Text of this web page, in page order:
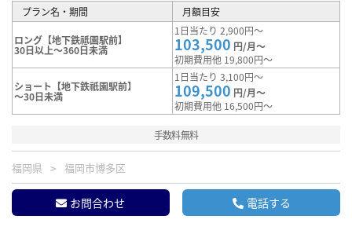
プラン名・期間 月額目安
ロング【地下鉄祗園駅前】
30日以上～360日未満
1日当たり 2,900円～
103,500 円/月～
初期費用他 19,800円～
ショート【地下鉄祇園駅前】
～30日未満
1日当たり 3,100円～
109,500 円/月～
初期費用他 16,500円～
手数料無料
福岡県 福岡市博多区
お問合わせ 電話する